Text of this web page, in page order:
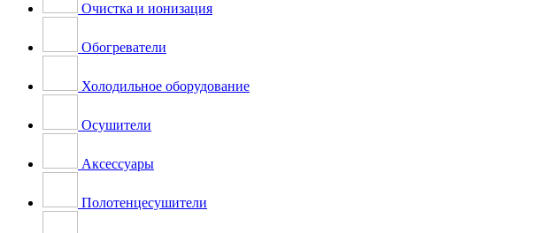
Очистка и ионизация
Обогреватели
Холодильное оборудование
Осушители
Аксессуары
Полотенцесушители